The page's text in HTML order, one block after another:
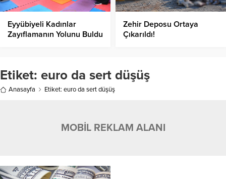
Eyyübiyeli Kadınlar
Zayıflamanın Yolunu Buldu
Zehir Deposu Ortaya
Çıkarıldı!
Etiket: euro da sert düşüş
Anasayfa Etiket: euro da sert düşüş
MOBİL REKLAM ALANI